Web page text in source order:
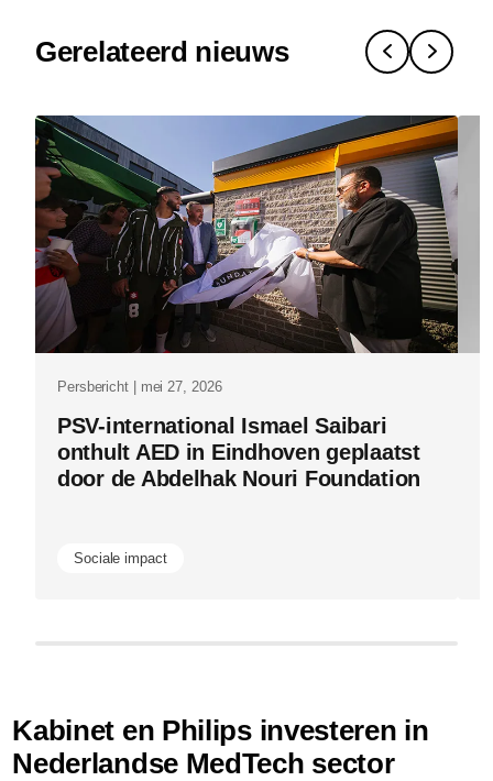
naar-
waarom-
innovatie-
een-
keten-
van-
is.html
Gerelateerd nieuws
Persbericht | mei 27, 2026
PSV-international Ismael Saibari
onthult AED in Eindhoven geplaatst
door de Abdelhak Nouri Foundation
Sociale impact
Kabinet en Philips investeren in
Nederlandse MedTech sector